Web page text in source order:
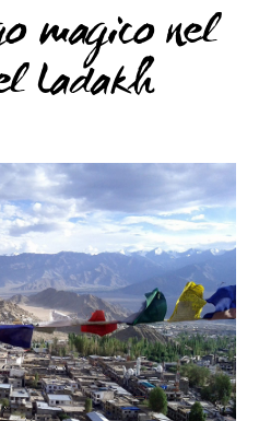
magico nel
Ladakh